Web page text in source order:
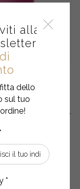
alla
dello
sul tuo
illuminante,